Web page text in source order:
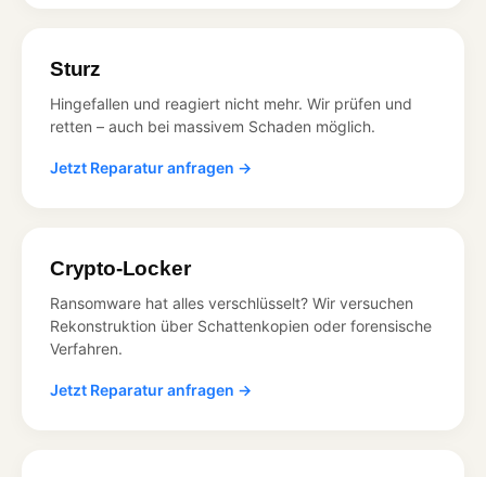
Sturz
Hingefallen und reagiert nicht mehr. Wir prüfen und
retten – auch bei massivem Schaden möglich.
Jetzt Reparatur anfragen →
Crypto-Locker
Ransomware hat alles verschlüsselt? Wir versuchen
Rekonstruktion über Schattenkopien oder forensische
Verfahren.
Jetzt Reparatur anfragen →